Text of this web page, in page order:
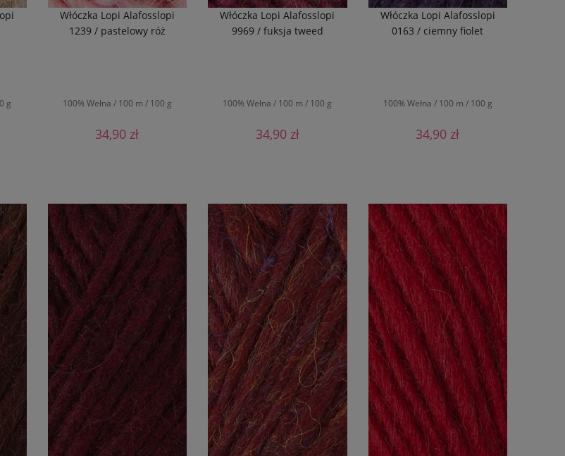
FILTRUJ
g
Włóczka Lopi Alafosslopi
1239 / pastelowy róż
100% Wełna / 100 m / 100 g
34,90 zł
Włóczka Lopi Alafosslopi
9969 / fuksja tweed
100% Wełna / 100 m / 100 g
34,90 zł
Włóczka Lopi Alafosslopi
0163 / ciemny fiolet
100% Wełna / 100 m / 100 g
34,90 zł